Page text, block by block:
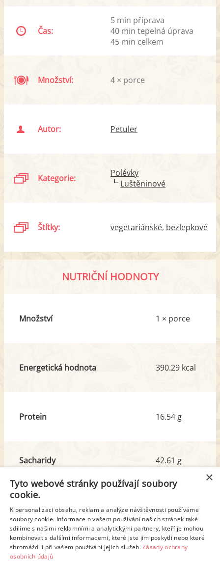
Čas:
5 min příprava
40 min tepelná úprava
45 min celkem
Množství: 4 × porce
Autor: Petuler
Kategorie:
Polévky
Luštěninové
Štítky: vegetariánské bezlepkové
NUTRIČNÍ HODNOTY
Množství 1 × porce
Energetická hodnota 390.29 kcal
Protein 16.54 g
Sacharidy
z toho cukr
42.61 g
11.06 g
Tuk
z toho nas. mastné kyseliny
13.83 g
2.64 g
Detailní rozpis
×
Tyto webové stránky používají soubory
cookie.
K personalizaci obsahu, reklam a analýze návštěvnosti používáme
soubory cookie. Informace o vašem používání našich stránek také
sdílíme s našimi reklamními a analytickými partnery, kteří je mohou
kombinovat s dalšími informacemi, které jste jim poskytli nebo které
shromáždili při vašem používání jejich služeb.Zásady ochrany
osobních údajů